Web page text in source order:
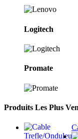
Logitech
Promate
Produits Les Plus